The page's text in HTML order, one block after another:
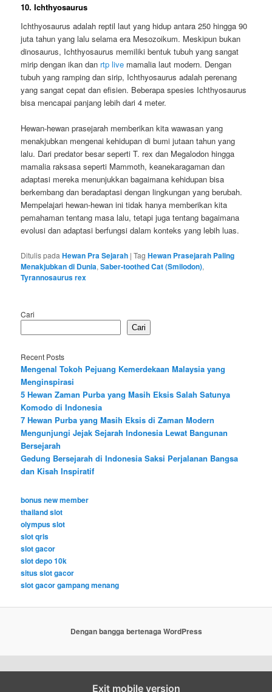
10. Ichthyosaurus
Ichthyosaurus adalah reptil laut yang hidup antara 250 hingga 90
juta tahun yang lalu selama era Mesozoikum. Meskipun bukan
dinosaurus, Ichthyosaurus memiliki bentuk tubuh yang sangat
mirip dengan ikan dan rtp live mamalia laut modern. Dengan
tubuh yang ramping dan sirip, Ichthyosaurus adalah perenang
yang sangat cepat dan efisien. Beberapa spesies Ichthyosaurus
bisa mencapai panjang lebih dari 4 meter.
Hewan-hewan prasejarah memberikan kita wawasan yang
menakjubkan mengenai kehidupan di bumi jutaan tahun yang
lalu. Dari predator besar seperti T. rex dan Megalodon hingga
mamalia raksasa seperti Mammoth, keanekaragaman dan
adaptasi mereka menunjukkan bagaimana kehidupan bisa
berkembang dan beradaptasi dengan lingkungan yang berubah.
Mempelajari hewan-hewan ini tidak hanya memberikan kita
pemahaman tentang masa lalu, tetapi juga tentang bagaimana
evolusi dan adaptasi berfungsi dalam konteks yang lebih luas.
Ditulis pada Hewan Pra Sejarah |Tag Hewan Prasejarah Paling
Menakjubkan di Dunia,Saber-toothed Cat (Smilodon),
Tyrannosaurus rex
Cari
Cari
Recent Posts
Mengenal Tokoh Pejuang Kemerdekaan Malaysia yang
Menginspirasi
5 Hewan Zaman Purba yang Masih Eksis Salah Satunya
Komodo di Indonesia
7 Hewan Purba yang Masih Eksis di Zaman Modern
Mengunjungi Jejak Sejarah Indonesia Lewat Bangunan
Bersejarah
Gedung Bersejarah di Indonesia Saksi Perjalanan Bangsa
dan Kisah Inspiratif
bonus new member
thailand slot
olympus slot
slot qris
slot gacor
slot depo 10k
situs slot gacor
slot gacor gampang menang
Dengan bangga bertenaga WordPress
Exit mobile version